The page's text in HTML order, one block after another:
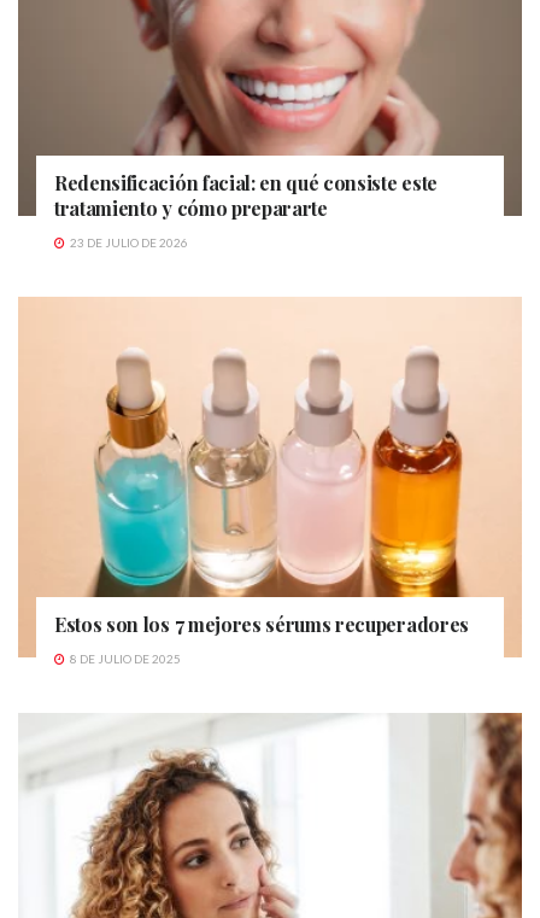
Redensificación facial: en qué consiste este
tratamiento y cómo prepararte
23 DE JULIO DE 2026
Estos son los 7 mejores sérums recuperadores
8 DE JULIO DE 2025